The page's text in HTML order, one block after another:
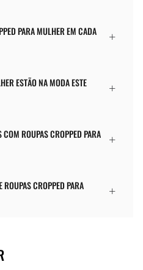
PARA MULHER EM CADA
ESTÃO NA MODA ESTE
ROUPAS CROPPED PARA
ROUPAS CROPPED PARA